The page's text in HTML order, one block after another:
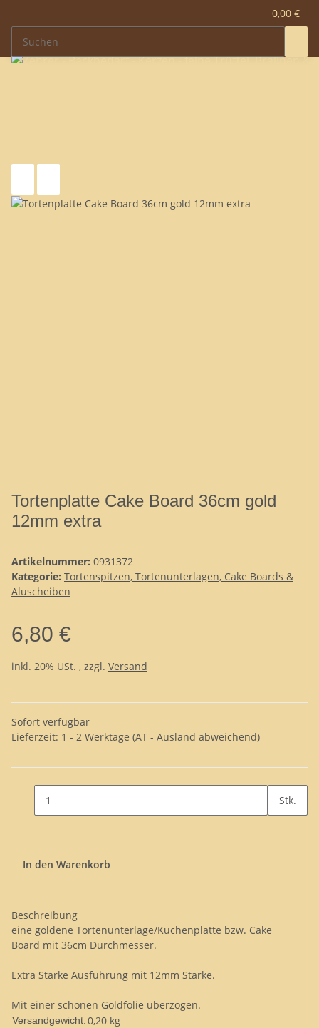
0,00 €
Tortenplatte Cake Board 36cm gold
12mm extra
Artikelnummer: 0931372
Kategorie: Tortenspitzen, Tortenunterlagen, Cake Boards &
Aluscheiben
6,80 €
inkl. 20% USt. , zzgl. Versand
Sofort verfügbar
Lieferzeit: 1 - 2 Werktage (AT - Ausland abweichend)
Stk.
In den Warenkorb
Beschreibung
eine goldene Tortenunterlage/Kuchenplatte bzw. Cake
Board mit 36cm Durchmesser.
Extra Starke Ausführung mit 12mm Stärke.
Mit einer schönen Goldfolie überzogen.
Versandgewicht:0,20 kg